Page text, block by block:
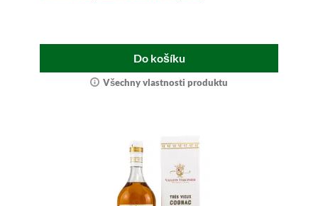
Do košíku
Všechny vlastnosti produktu